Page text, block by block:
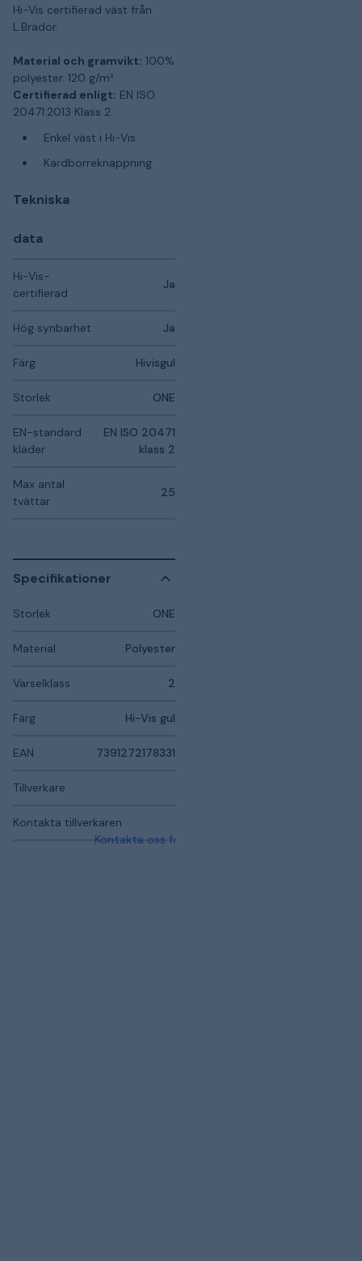
Hi-Vis certifierad väst från
L.Brador.
Material och gramvikt: 100%
polyester. 120 g/m².
Certifierad enligt: EN ISO
20471:2013 Klass 2.
Enkel väst i Hi-Vis
Kardborreknäppning
Tekniska
data
Hi-Vis-
certifierad
Ja
Hög synbarhet Ja
Färg Hivisgul
Storlek ONE
EN-standard
kläder
EN ISO 20471
klass 2
Max antal
tvättar
25
Specifikationer
Storlek ONE
Material Polyester
Varselklass 2
Färg Hi-Vis gul
EAN 7391272178331
Tillverkare
Kontakta tillverkaren
Kontakta oss för mer information